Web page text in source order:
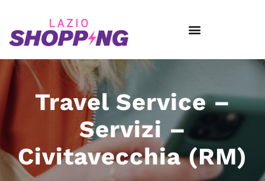
Travel Service –
Servizi –
Civitavecchia (RM)